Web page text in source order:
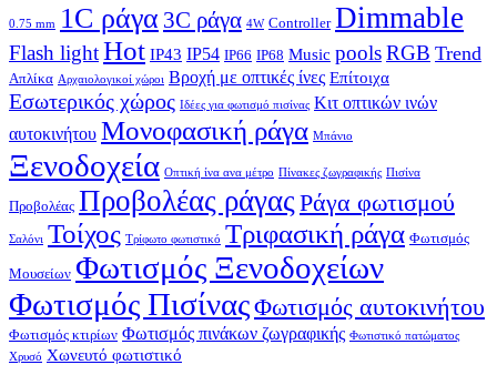
0.75 mm 1C ράγα 3C ράγα 4W Controller Dimmable
Flash lightHot IP43 IP54 IP66 IP68 Music poolsRGB Trend
Απλίκα Αρχαιολογικοί χώροι Βροχή με οπτικές ίνες Επίτοιχα
Εσωτερικός χώρος Ιδέες για φωτισμό πισίνας Κιτ οπτικών ινών
αυτοκινήτου Μονοφασική ράγα Μπάνιο
Ξενοδοχεία Οπτική ίνα ανα μέτρο Πίνακες ζωγραφικής Πισίνα
Προβολέας Προβολέας ράγας Ράγα φωτισμού
Σαλόνι Τοίχος Τρίφωτο φωτιστικό Τριφασική ράγα Φωτισμός
Μουσείων Φωτισμός Ξενοδοχείων
Φωτισμός ΠισίναςΦωτισμός αυτοκινήτου
Φωτισμός κτιρίων Φωτισμός πινάκων ζωγραφικής Φωτιστικό πατώματος
Χρυσό Χωνευτό φωτιστικό